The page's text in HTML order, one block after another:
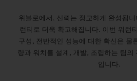
위블로에서, 신뢰는 정교하게 완성됩
런티로 더욱 확고해집니다. 이번 워런
구성, 전반적인 성능에 대한 확신은 물
량과 워치를 설계, 개발, 조립하는 팀의
입니다.